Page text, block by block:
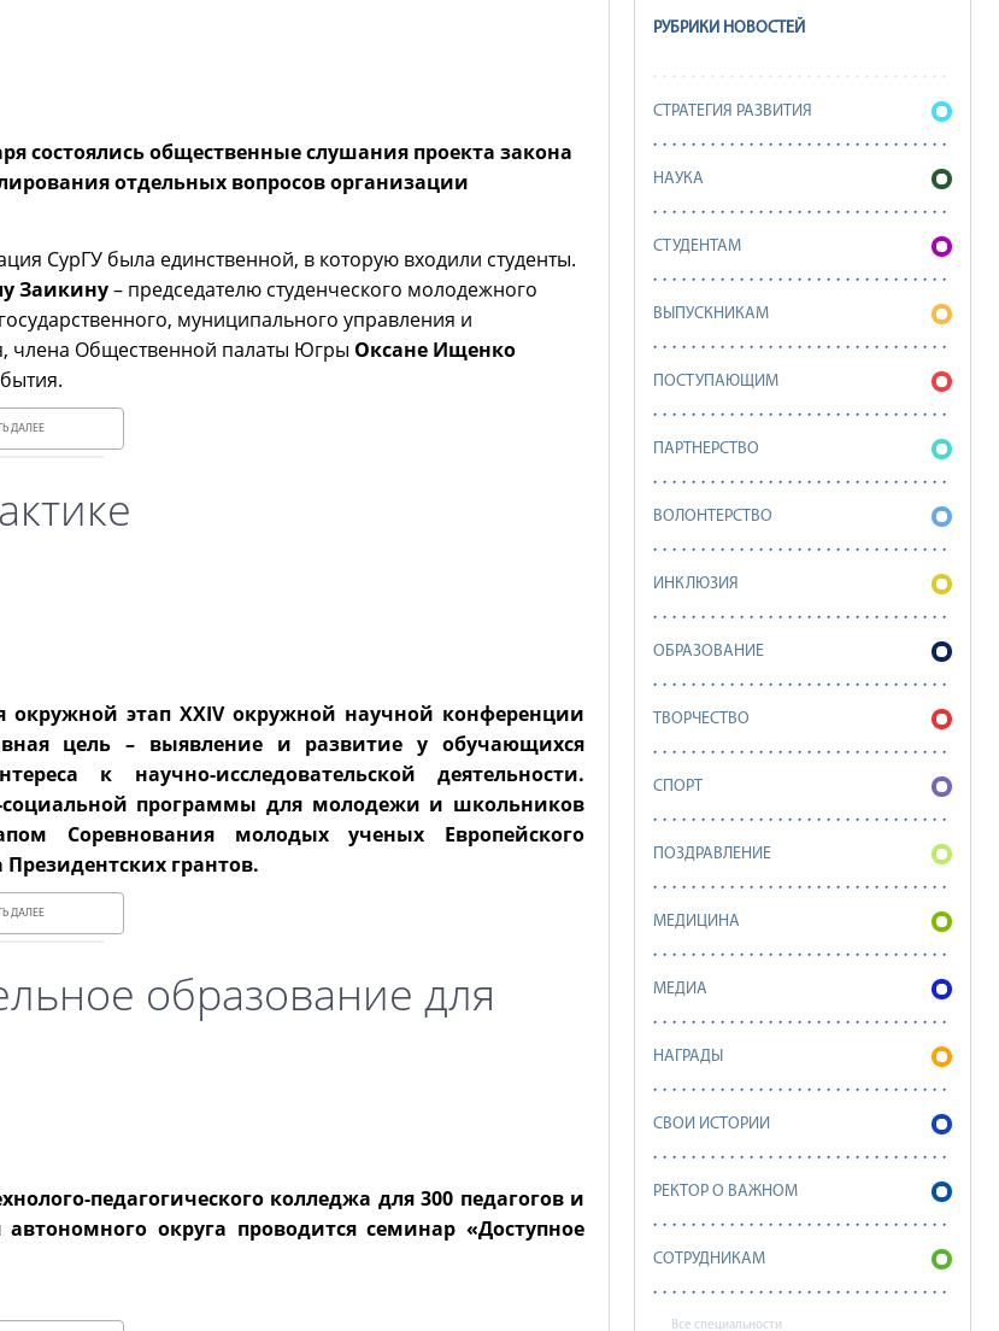
состоялись общественные слушания проекта закона
отдельных вопросов организации
СурГУ была единственной, в которую входили студенты.
Заикину– председателю студенческого молодежного
муниципального управления и
члена Общественной палаты Югры Оксане Ищенко
ДАЛЕЕ
окружной этап XXIV окружной научной конференции
цель – выявление и развитие у обучающихся
к научно-исследовательской деятельности.
программы для молодежи и школьников
Соревнования молодых ученых Европейского
грантов.
ДАЛЕЕ
образование для
педагогического колледжа для 300 педагогов и
округа проводится семинар «Доступное
РУБРИКИ НОВОСТЕЙ
СТРАТЕГИЯ РАЗВИТИЯ
НАУКА
СТУДЕНТАМ
ВЫПУСКНИКАМ
ПОСТУПАЮЩИМ
ПАРТНЕРСТВО
ВОЛОНТЕРСТВО
ИНКЛЮЗИЯ
ОБРАЗОВАНИЕ
ТВОРЧЕСТВО
СПОРТ
ПОЗДРАВЛЕНИЕ
МЕДИЦИНА
МЕДИА
НАГРАДЫ
СВОИ ИСТОРИИ
РЕКТОР О ВАЖНОМ
СОТРУДНИКАМ
Все специальности